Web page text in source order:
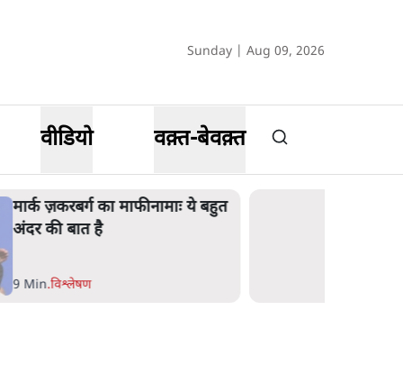
Sunday | Aug 09, 2026
वीडियो वक़्त-बेवक़्त
मार्क ज़करबर्ग का माफीनामाः ये बहुत
अंदर की बात है
9 Min.विश्लेषण